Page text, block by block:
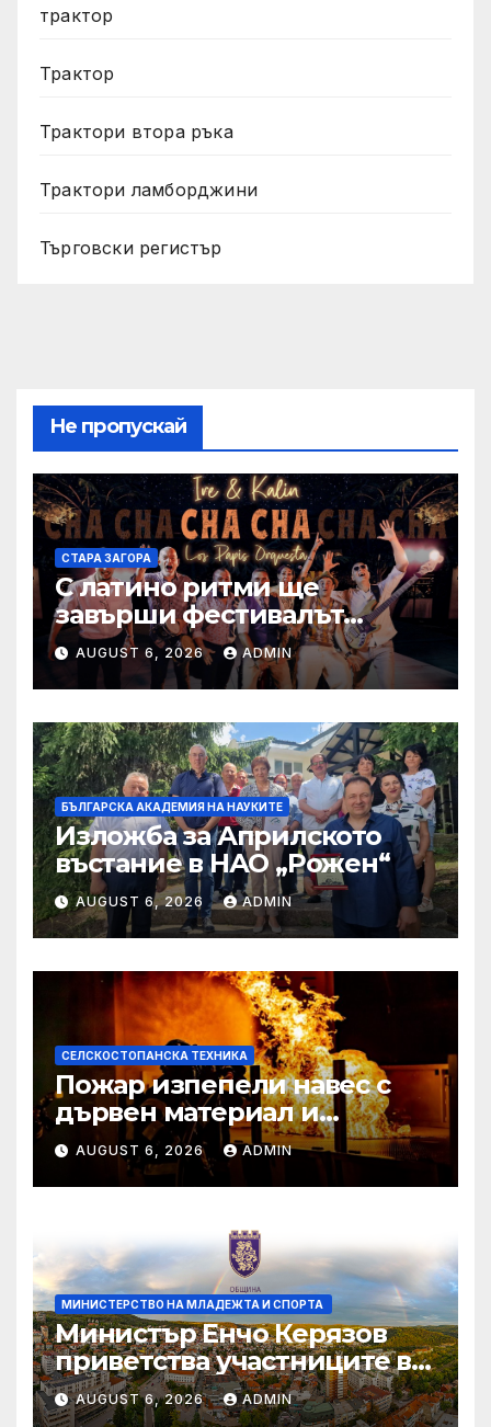
трактор
Трактор
Трактори втора ръка
Трактори ламборджини
Търговски регистър
Не пропускай
СТАРА ЗАГОРА
С латино ритми ще
завърши фестивалът
„Август е музика“ в Стара
Загора
AUGUST 6, 2026 ADMIN
БЪЛГАРСКА АКАДЕМИЯ НА НАУКИТЕ
Изложба за Априлското
въстание в НАО „Рожен“
AUGUST 6, 2026 ADMIN
СЕЛСКОСТОПАНСКА ТЕХНИКА
Пожар изпепели навес с
дървен материал и
земеделска техника
AUGUST 6, 2026 ADMIN
МИНИСТЕРСТВО НА МЛАДЕЖТА И СПОРТА
Министър Енчо Керязов
приветства участниците в
Световното първенство по
гребане до 19 години в
AUGUST 6, 2026 ADMIN